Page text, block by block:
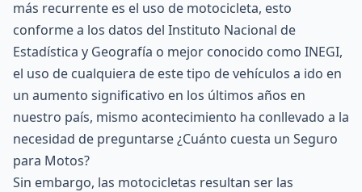
más recurrente es el uso de motocicleta, esto
conforme a los datos del Instituto Nacional de
Estadística y Geografía o mejor conocido como INEGI,
el uso de cualquiera de este tipo de vehículos a ido en
un aumento significativo en los últimos años en
nuestro país, mismo acontecimiento ha conllevado a la
necesidad de preguntarse ¿Cuánto cuesta un Seguro
para Motos?
Sin embargo, las motocicletas resultan ser las